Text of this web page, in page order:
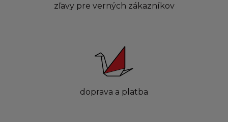
zľavy pre verných zákazníkov
doprava a platba